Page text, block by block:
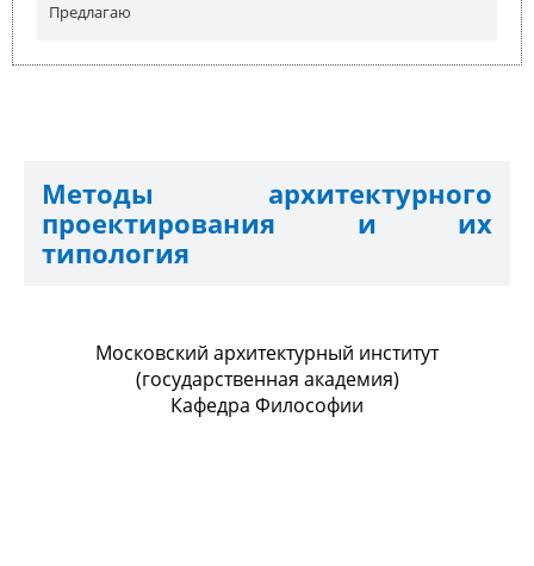
Предлагаю
Методы архитектурного
проектирования и их
типология
Московский архитектурный институт
(государственная академия)
Кафедра Философии